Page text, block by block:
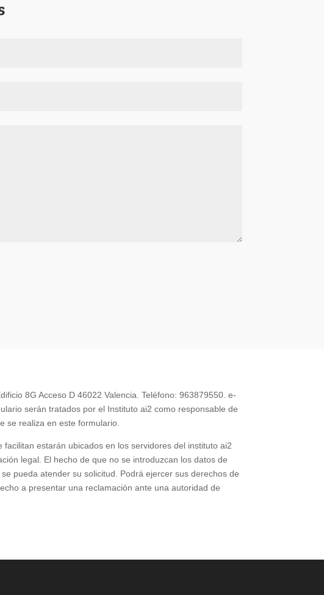
8G Acceso D 46022 Valencia. Teléfono: 963879550. e-
serán tratados por el Instituto ai2 como responsable de
se realiza en este formulario.
estarán ubicados en los servidores del instituto ai2
legal. El hecho de que no se introduzcan los datos de
pueda atender su solicitud. Podrá ejercer sus derechos de
a presentar una reclamación ante una autoridad de